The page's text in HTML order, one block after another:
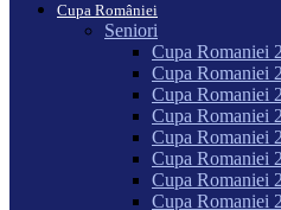
Cupa României
Seniori
Cupa Romaniei
Cupa Romaniei
Cupa Romaniei
Cupa Romaniei
Cupa Romaniei
Cupa Romaniei
Cupa Romaniei
Cupa Romaniei